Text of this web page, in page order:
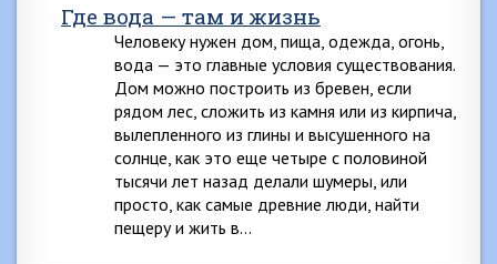
Где вода — там и жизнь
Человеку нужен дом, пища, одежда, огонь,
вода — это главные условия существования.
Дом можно построить из бревен, если
рядом лес, сложить из камня или из кирпича,
вылепленного из глины и высушенного на
солнце, как это еще четыре с половиной
тысячи лет назад делали шумеры, или
просто, как самые древние люди, найти
пещеру и жить в…